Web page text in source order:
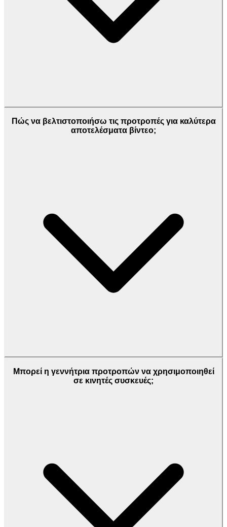
Πώς να βελτιστοποιήσω τις προτροπές για καλύτερα
αποτελέσματα βίντεο;
Μπορεί η γεννήτρια προτροπών να χρησιμοποιηθεί
σε κινητές συσκευές;